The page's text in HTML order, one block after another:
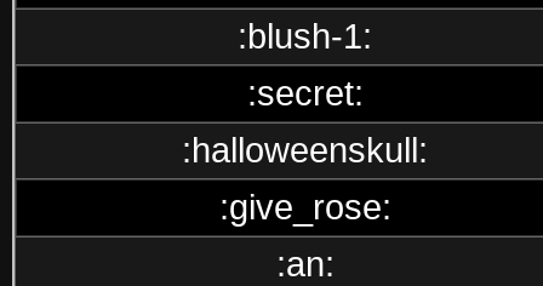
:blush-1:
:secret:
:halloweenskull:
:give_rose:
:an: